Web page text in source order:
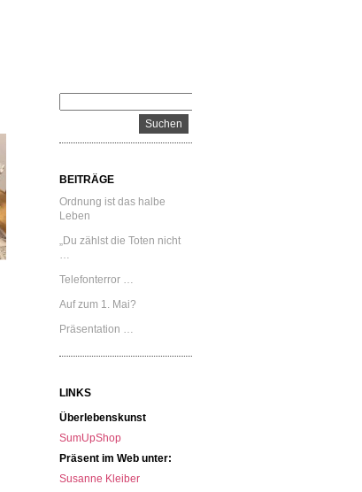
BEITRÄGE
Ordnung ist das halbe
Leben
„Du zählst die Toten nicht
…
Telefonterror …
Auf zum 1. Mai?
Präsentation …
LINKS
Überlebenskunst
SumUpShop
Präsent im Web unter:
Susanne Kleiber